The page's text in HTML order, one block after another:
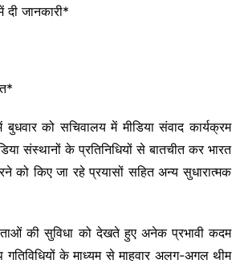
दी जानकारी*
को सचिवालय में मीडिया संवाद कार्यक्रम
संस्थानों के प्रतिनिधियों से बातचीत कर भारत
को किए जा रहे प्रयासों सहित अन्य सुधारात्मक
की सुविधा को देखते हुए अनेक प्रभावी कदम
के माध्यम से माहवार अलग-अगल थीम